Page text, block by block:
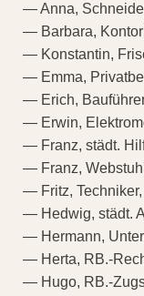
— Anna,
— Barbara,
— Konstantin,
— Emma,
— Erich,
— Erwin,
— Franz, städt.
— Franz,
— Fritz,
— Hedwig, städt.
— Hermann,
— Herta, RB.-
— Hugo, RB.-